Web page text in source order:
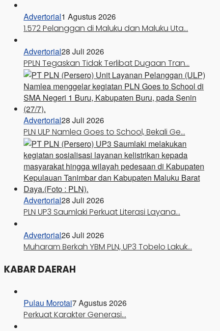
Advertorial1 Agustus 2026
1.572 Pelanggan di Maluku dan Maluku Uta…
Advertorial28 Juli 2026
PPLN Tegaskan Tidak Terlibat Dugaan Tran…
Advertorial28 Juli 2026
PLN ULP Namlea Goes to School, Bekali Ge…
Advertorial28 Juli 2026
PLN UP3 Saumlaki Perkuat Literasi Layana…
Advertorial26 Juli 2026
Muharam Berkah YBM PLN, UP3 Tobelo Lakuk…
KABAR DAERAH
Pulau Morotai7 Agustus 2026
Perkuat Karakter Generasi…